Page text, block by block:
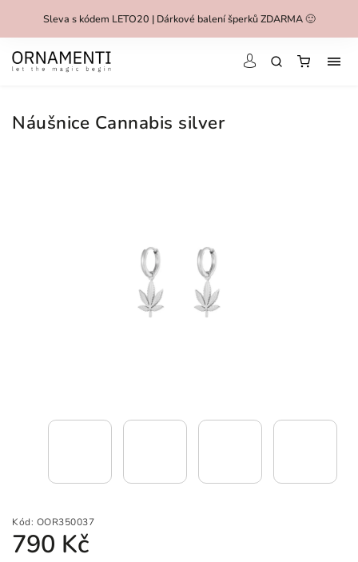
Sleva s kódem LETO20 | Dárkové balení šperků ZDARMA 🙂
Náušnice Cannabis silver
Kód: OOR350037
790 Kč